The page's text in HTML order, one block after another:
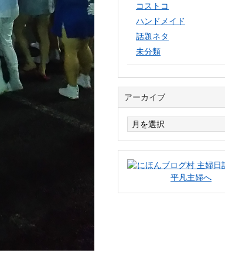
コストコ
ハンドメイド
話題ネタ
未分類
アーカイブ
イ